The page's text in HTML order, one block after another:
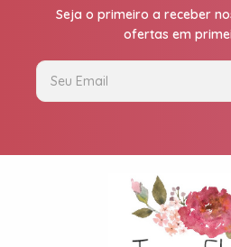
Seja o primeiro a receber
ofertas em